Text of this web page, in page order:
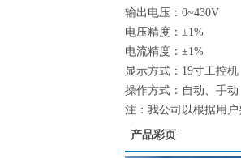
输出电压：0~430V
电压精度：±1%
电流精度：±1%
显示方式：19寸工控机
操作方式：自动、手动
注：我公司以根据用户
产品彩页